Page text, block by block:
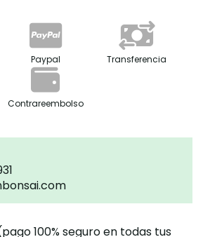
Paypal Transferencia
Contrareembolso
100% seguro en todas tus